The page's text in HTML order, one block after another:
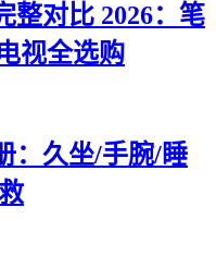
整对比 2026：笔
视全选购
：久坐/手腕/睡